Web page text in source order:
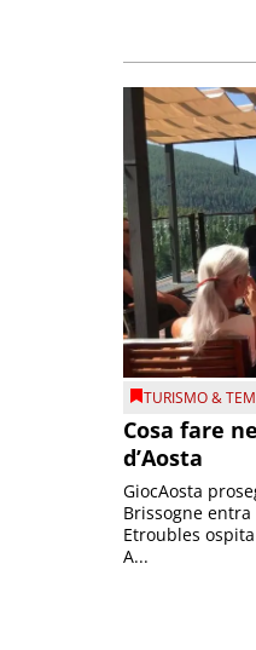
TURISMO &
Cosa fare
d’Aosta
GiocAosta
Brissogne entra
Etroubles
A...